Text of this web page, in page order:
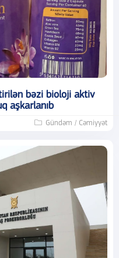
bəzi bioloji aktiv
aşkarlanıb
Gündəm / Cəmiyyət